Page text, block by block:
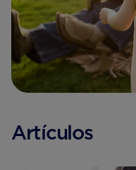
Artículos